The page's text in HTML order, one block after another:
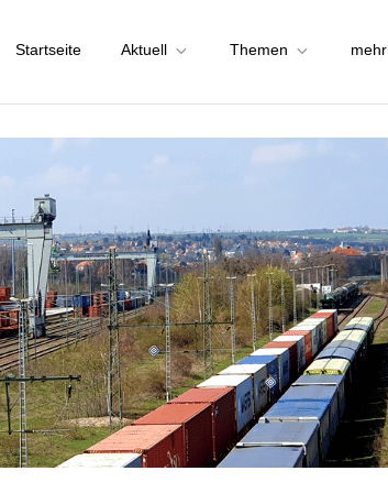
Startseite Aktuell Themen mehr